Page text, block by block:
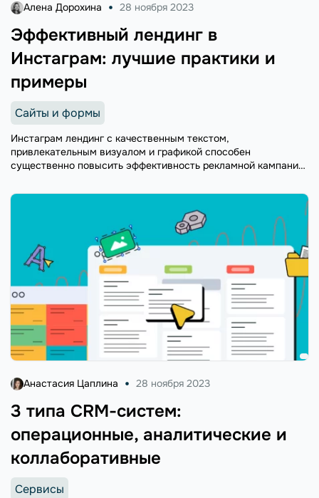
Эффективный лендинг в
Инстаграм: лучшие практики и
примеры
Алена Дорохина 28 ноября 2023
Сайты и формы
Инстаграм лендинг с качественным текстом,
привлекательным визуалом и графикой способен
существенно повысить эффективность рекламной кампании.
высококонверсионных лендингов в Инстаграм с реальными
3 типа CRM-систем:
операционные, аналитические и
коллаборативные
Анастасия Цаплина 28 ноября 2023
Сервисы